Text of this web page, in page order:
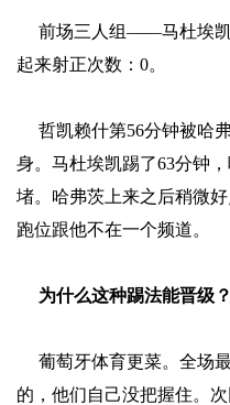
前场三人组——马杜埃
起来射正次数：0。
哲凯赖什第56分钟被哈
身。马杜埃凯踢了63分钟
堵。哈弗茨上来之后稍微
跑位跟他不在一个频道。
为什么这种踢法能晋级？
葡萄牙体育更菜。全场
的，他们自己没把握住。